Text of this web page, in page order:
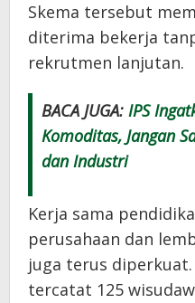
Skema tersebut
diterima bekerja
rekrutmen lanjutan.
BACA JUGA: IPS
Komoditas, Jangan
dan Industri
Kerja sama
perusahaan dan
juga terus
tercatat 125